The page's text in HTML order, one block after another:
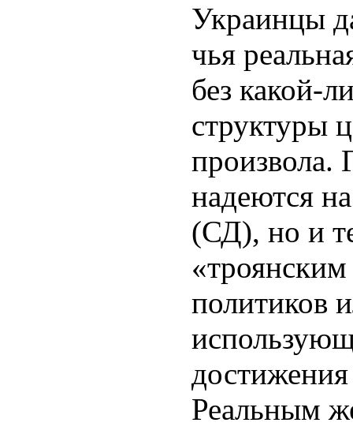
Украинцы
чья
без какой-
структуры
произвола.
надеются
(СД), но и
политиков
Реальным